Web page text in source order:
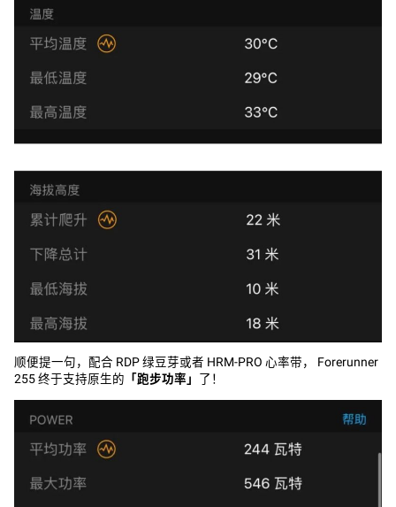
顺便提一句，配合 RDP 绿豆芽或者 HRM-PRO 心率带， Forerunner
255 终于支持原生的 「跑步功率」 了！